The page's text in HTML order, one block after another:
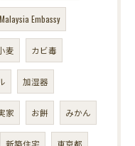
Malaysia Embassy
麦 カビ毒
加湿器
家 お餅 みかん
新築住宅 東京都